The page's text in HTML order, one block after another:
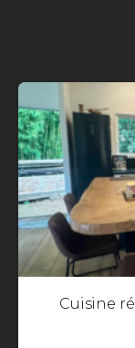
Cuisine